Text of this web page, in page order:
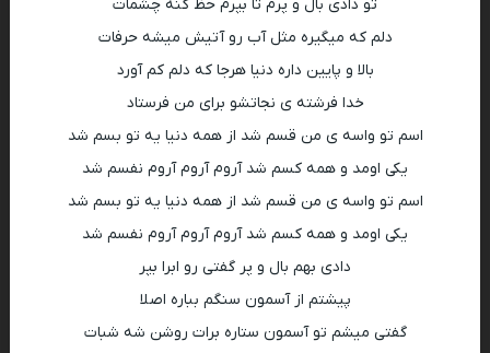
تو دادی بال و پرم تا بپرم حظ کنه چشمات
دلم که میگیره مثل آب رو آتیش میشه حرفات
بالا و پایین داره دنیا هرجا که دلم کم آورد
خدا فرشته ی نجاتشو برای من فرستاد
اسم تو واسه ی من قسم شد از همه دنیا یه تو بسم شد
یکی اومد و همه کسم شد آروم آروم آروم نفسم شد
اسم تو واسه ی من قسم شد از همه دنیا یه تو بسم شد
یکی اومد و همه کسم شد آروم آروم آروم نفسم شد
دادى بهم بال و پر گفتى رو ابرا بپر
پيشتم از آسمون سنگم بباره اصلا
گفتى ميشم تو آسمون ستاره برات روشن شه شبات